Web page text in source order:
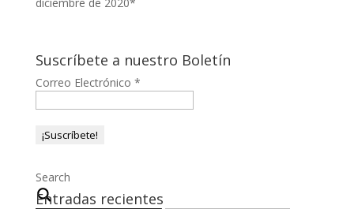
Suscríbete a nuestro Boletín
Correo Electrónico *
Search
Entradas recientes